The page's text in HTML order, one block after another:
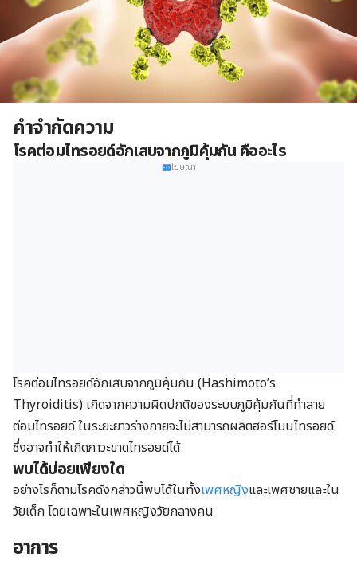
คำจำกัดความ
โรคต่อมไทรอยด์อักเสบจากภูมิคุ้มกัน คืออะไร
โฆษณา
โรคต่อมไทรอยด์อักเสบจากภูมิคุ้มกัน (Hashimoto’s
Thyroiditis) เกิดจากความผิดปกติของระบบภูมิคุ้มกันที่ทำลาย
ต่อมไทรอยด์ ในระยะยาวร่างกายจะไม่สามารถผลิตฮอร์โมนไทรอยด์
ซึ่งอาจทำให้เกิดภาวะขาดไทรอยด์ได้
พบได้บ่อยเพียงใด
อย่างไรก็ตามโรคดังกล่าวนี้พบได้ในทั้งเพศหญิงและเพศชายและใน
วัยเด็ก โดยเฉพาะในเพศหญิงวัยกลางคน
อาการ